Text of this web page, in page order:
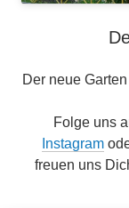
Der neue
Folge uns
Instagram
freuen uns